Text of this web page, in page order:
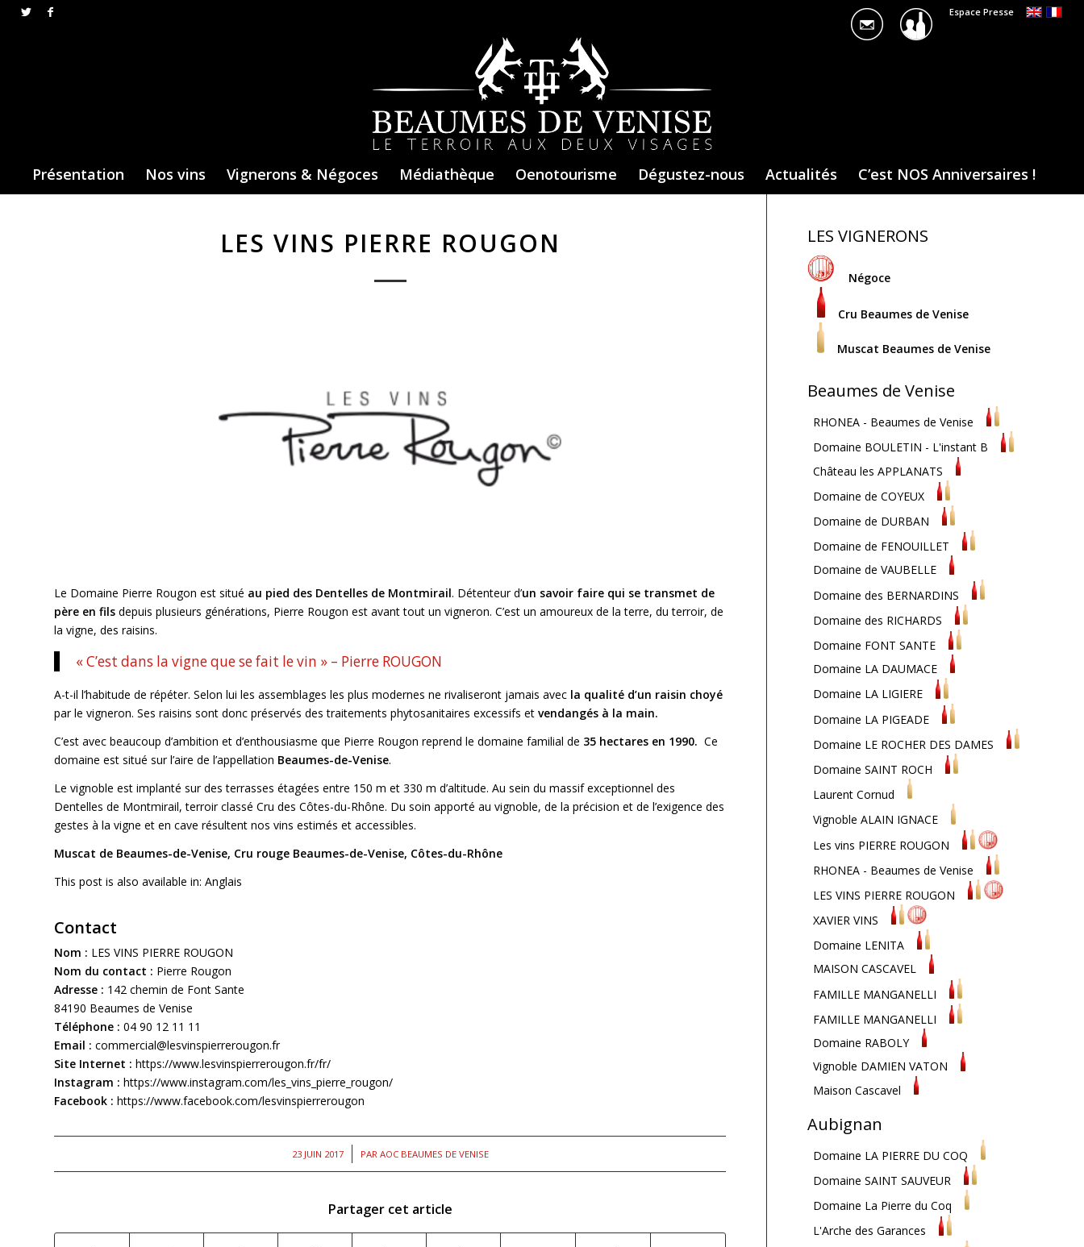
Espace Presse
Présentation Nos vins Vignerons & Négoces Médiathèque Oenotourisme Dégustez-nous Actualités C’est NOS Anniversaires !
LES VINS PIERRE ROUGON
Le Domaine Pierre Rougon est situé au pied des Dentelles de Montmirail. Détenteur d’un savoir faire qui se transmet de
père en fils depuis plusieurs générations, Pierre Rougon est avant tout un vigneron. C’est un amoureux de la terre, du terroir, de
la vigne, des raisins.
« C’est dans la vigne que se fait le vin » – Pierre ROUGON
A-t-il l’habitude de répéter. Selon lui les assemblages les plus modernes ne rivaliseront jamais avec la qualité d’un raisin choyé
par le vigneron. Ses raisins sont donc préservés des traitements phytosanitaires excessifs et vendangés à la main.
C’est avec beaucoup d’ambition et d’enthousiasme que Pierre Rougon reprend le domaine familial de 35 hectares en 1990. Ce
domaine est situé sur l’aire de l’appellation Beaumes-de-Venise.
Le vignoble est implanté sur des terrasses étagées entre 150 m et 330 m d’altitude. Au sein du massif exceptionnel des
Dentelles de Montmirail, terroir classé Cru des Côtes-du-Rhône. Du soin apporté au vignoble, de la précision et de l’exigence des
gestes à la vigne et en cave résultent nos vins estimés et accessibles.
Muscat de Beaumes-de-Venise, Cru rouge Beaumes-de-Venise, Côtes-du-Rhône
This post is also available in: Anglais
Contact
Nom : LES VINS PIERRE ROUGON
Nom du contact : Pierre Rougon
Adresse : 142 chemin de Font Sante
84190 Beaumes de Venise
Téléphone : 04 90 12 11 11
Email : commercial@lesvinspierrerougon.fr
Site Internet : https://www.lesvinspierrerougon.fr/fr/
Instagram : https://www.instagram.com/les_vins_pierre_rougon/
Facebook : https://www.facebook.com/lesvinspierrerougon
23 JUIN 2017
/ PAR AOC BEAUMES DE VENISE
Partager cet article
LES VIGNERONS
Négoce
Cru Beaumes de Venise
Muscat Beaumes de Venise
Beaumes de Venise
RHONEA - Beaumes de Venise
Domaine BOULETIN - L'instant B
Château les APPLANATS
Domaine de COYEUX
Domaine de DURBAN
Domaine de FENOUILLET
Domaine de VAUBELLE
Domaine des BERNARDINS
Domaine des RICHARDS
Domaine FONT SANTE
Domaine LA DAUMACE
Domaine LA LIGIERE
Domaine LA PIGEADE
Domaine LE ROCHER DES DAMES
Domaine SAINT ROCH
Laurent Cornud
Vignoble ALAIN IGNACE
Les vins PIERRE ROUGON
RHONEA - Beaumes de Venise
LES VINS PIERRE ROUGON
XAVIER VINS
Domaine LENITA
MAISON CASCAVEL
FAMILLE MANGANELLI
FAMILLE MANGANELLI
Domaine RABOLY
Vignoble DAMIEN VATON
Maison Cascavel
Aubignan
Domaine LA PIERRE DU COQ
Domaine SAINT SAUVEUR
Domaine La Pierre du Coq
L'Arche des Garances